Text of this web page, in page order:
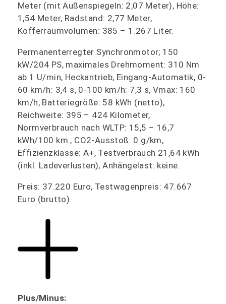
Meter (mit Außenspiegeln: 2,07 Meter), Höhe:
1,54 Meter, Radstand: 2,77 Meter,
Kofferraumvolumen: 385 – 1.267 Liter.
Permanenterregter Synchronmotor; 150
kW/204 PS, maximales Drehmoment: 310 Nm
ab 1 U/min, Heckantrieb, Eingang-Automatik, 0-
60 km/h: 3,4 s, 0-100 km/h: 7,3 s, Vmax: 160
km/h, Batteriegröße: 58 kWh (netto),
Reichweite: 395 – 424 Kilometer,
Normverbrauch nach WLTP: 15,5 – 16,7
kWh/100 km., CO2-Ausstoß: 0 g/km,
Effizienzklasse: A+, Testverbrauch 21,64 kWh
(inkl. Ladeverlusten), Anhängelast: keine.
Preis: 37.220 Euro, Testwagenpreis: 47.667
Euro (brutto).
Plus/Minus: